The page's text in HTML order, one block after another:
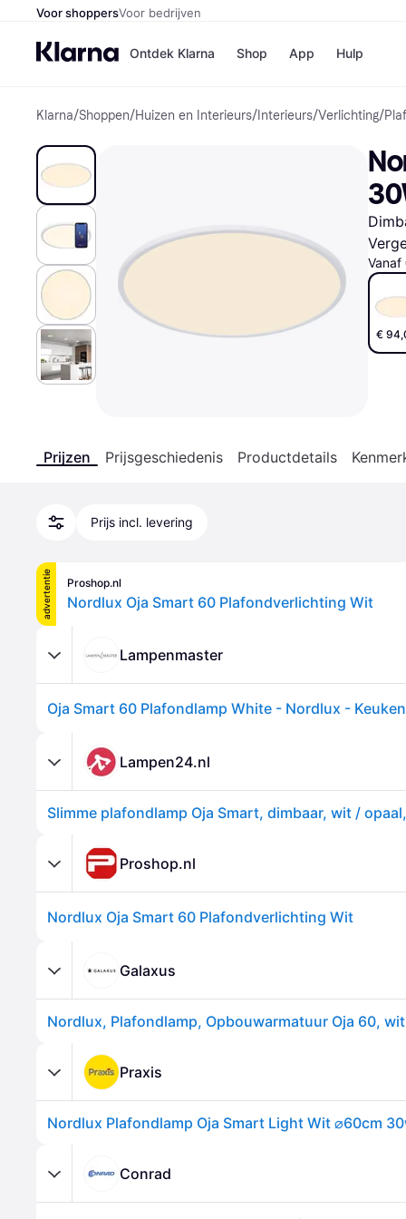
Voor shoppersVoor bedrijven
Ontdek Klarna Shop
Winkels
Bol
H&M
App Hulp
Klarna/Shoppen/Huizen en Interieurs/ Interieurs/Verlichting/
Vanaf
€
Prijzen Prijsgeschiedenis Productdetails
Prijs incl. levering
advertentie Proshop.nl
Nordlux Oja Smart 60 Plafondverlichting Wit
Lampenmaster
Lampen24.nl
Proshop.nl
Nordlux Oja Smart 60 Plafondverlichting Wit
Galaxus
Nordlux, Plafondlamp, Opbouwarmatuur Oja 60,
Praxis
Nordlux Plafondlamp Oja Smart Light Wit ⌀60cm
Conrad